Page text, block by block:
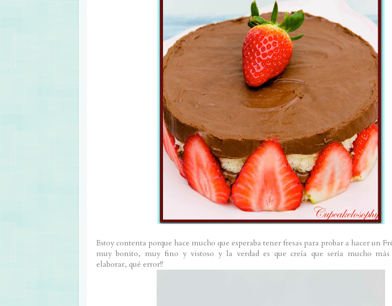
Estoy contenta porque hace mucho que esperaba tener fresas para probar a hacer un
muy bonito, muy fino y vistoso y la verdad es que creía que sería mucho más
elaborar, qué error!!